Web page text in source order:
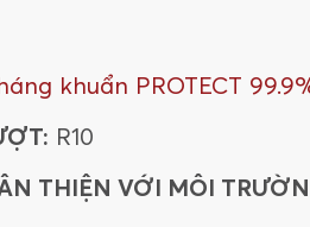
khuẩn PROTECT
R10
THIỆN VỚI MÔI